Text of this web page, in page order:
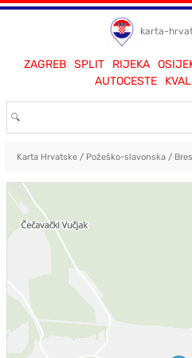
karta-
ZAGREB SPLIT RIJEKA
AUTOCESTE
Karta Hrvatske/ Požeško-slavonska/